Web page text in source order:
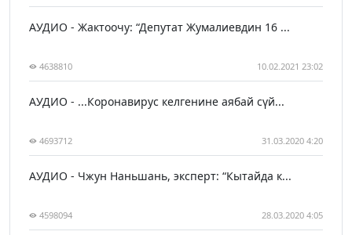
АУДИО - Жактоочу: “Депутат Жумалиевдин 16 ...
4638810 10.02.2021 23:02
АУДИО - ...Коронавирус келгенине аябай сүй...
4693712 31.03.2020 4:20
АУДИО - Чжун Наньшань, эксперт: “Кытайда к...
4598094 28.03.2020 4:05